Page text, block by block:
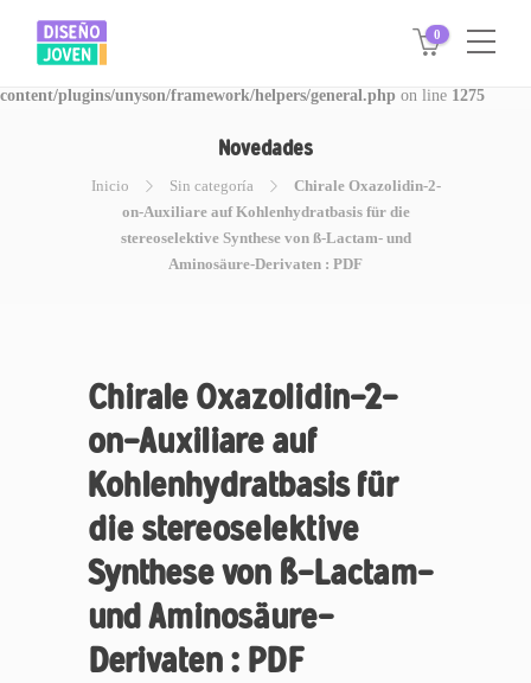
Warning: Invalid argument supplied for foreach() in
/www/disegnojoven.com.ar/htdocs/wp-
content/plugins/unyson/framework/helpers/general.php on line 1275
0
Novedades
Inicio Sin categoría
Chirale Oxazolidin-2-
on-Auxiliare auf Kohlenhydratbasis für die
stereoselektive Synthese von ß-Lactam- und
Aminosäure-Derivaten : PDF
Chirale Oxazolidin-2-
on-Auxiliare auf
Kohlenhydratbasis für
die stereoselektive
Synthese von ß-Lactam-
und Aminosäure-
Derivaten : PDF